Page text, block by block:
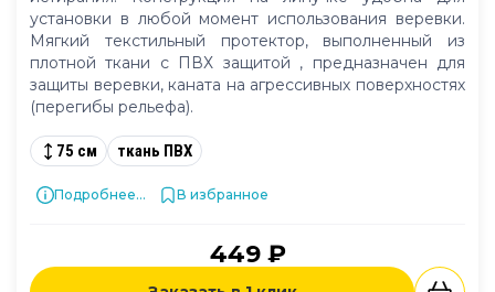
установки в любой момент использования веревки.
Мягкий текстильный протектор, выполненный из
плотной ткани с ПВХ защитой , предназначен для
защиты веревки, каната на агрессивных поверхностях
(перегибы рельефа).
75 см ткань ПВХ
Подробнее... В избранное
449 ₽